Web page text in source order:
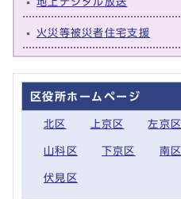
火災等被災者住宅支援
区役所ホームページ
北区 上京区 左京区
山科区 下京区 南区
伏見区